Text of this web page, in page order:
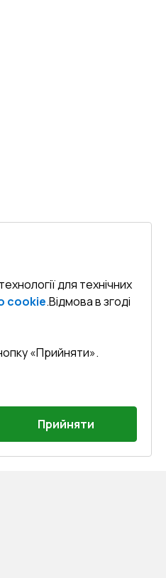
для технічних
cookie.Відмова в згоді
«Прийняти».
Прийняти